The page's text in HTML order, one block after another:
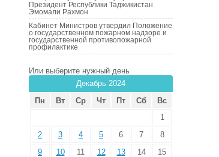
Президент Республики Таджикистан
Эмомали Рахмон
Кабинет Министров утвердил Положение
о государственном пожарном надзоре и
государственной противопожарной
профилактике
Или выберите нужный день
Декабрь 2024
Пн
Вт Ср Чт Пт Сб
Вс
1
2
3 4 5 6 7
8
9
10 11 12 13 14
15